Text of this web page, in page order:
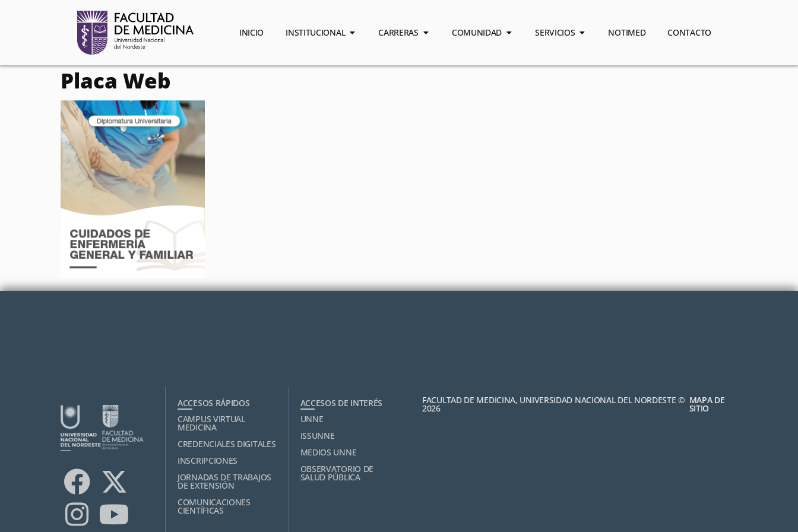
INICIO INSTITUCIONAL CARRERAS COMUNIDAD SERVICIOS NOTIMED CONTACTO
Placa Web
ACCESOS RÁPIDOS
CAMPUS VIRTUAL
MEDICINA
CREDENCIALES DIGITALES
INSCRIPCIONES
JORNADAS DE TRABAJOS
DE EXTENSIÓN
COMUNICACIONES
CIENTÍFICAS
ACCESOS DE INTERÉS
UNNE
ISSUNNE
MEDIOS UNNE
OBSERVATORIO DE
SALUD PÚBLICA
FACULTAD DE MEDICINA, UNIVERSIDAD NACIONAL DEL NORDESTE ©
2026
MAPA DE
SITIO